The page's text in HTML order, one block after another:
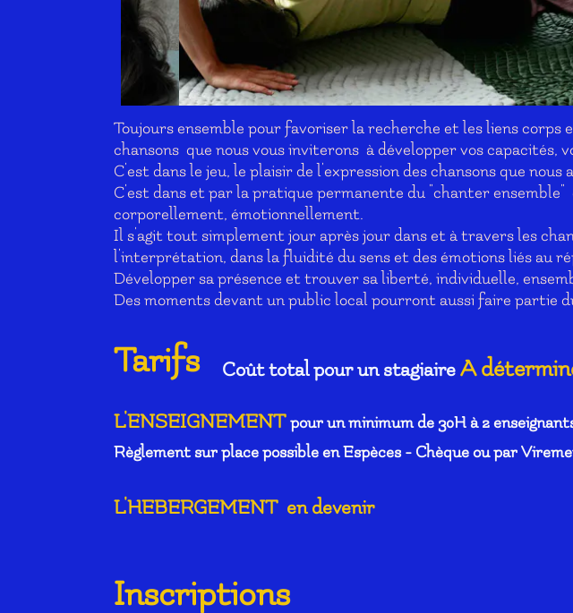
Toujours ensemble pour favoriser la recherche et les liens corps
chansons que nous vous inviterons à développer vos capacités,
C'est dans le jeu, le plaisir de l'expression des chansons que
C'est dans et par la pratique permanente du "chanter
corporellement, émotionnellement.
Il s'agit tout simplement jour après jour dans et à travers les
l'interprétation, dans la fluidité du sens et des émotions liés au
Développer sa présence et trouver sa liberté, individuelle,
Des moments devant un public local pourront aussi faire partie
Tarifs Coût total pour un stagiaire A
L'ENSEIGNEMENTpour un minimum de 30H à 2
Règlement sur place possible en Espèces - Chèque ou par
L'HEBERGEMENT en devenir
Inscriptions